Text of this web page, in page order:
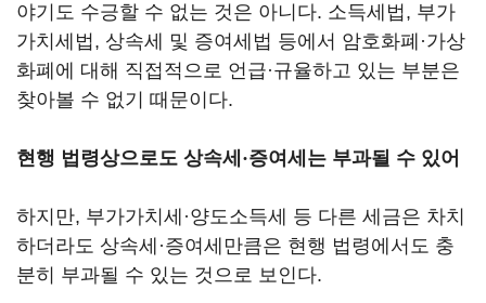
야기도 수긍할 수 없는 것은 아니다. 소득세법, 부가
가치세법, 상속세 및 증여세법 등에서 암호화폐 ·가상
화폐에 대해 직접적으로 언급·규율하고 있는 부분은
찾아볼 수 없기 때문이다.
현행 법령상으로도 상속세 ·증여세는 부과될 수 있어
하지만, 부가가치세 ·양도소득세 등 다른 세금은 차치
하더라도 상속세 ·증여세만큼은 현행 법령에서도 충
분히 부과될 수 있는 것으로 보인다.